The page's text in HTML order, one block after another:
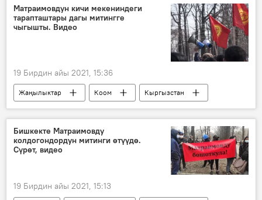
орбита
армия
техника
курал-жарак
НАТО
Матраимовдун кичи мекениндеги
тарапташтары дагы митингге
чыгышты. Видео
19 Бирдин айы 2021, 15:36
Жаңылыктар Коом
Кыргызстан
Райымбек Матраимов
Кара-Суу району
митинг
Райым Матраимовдун кармалышы
Бишкекте Матраимовду
колдогондордун митинги өтүүдө.
Сүрөт, видео
19 Бирдин айы 2021, 15:13